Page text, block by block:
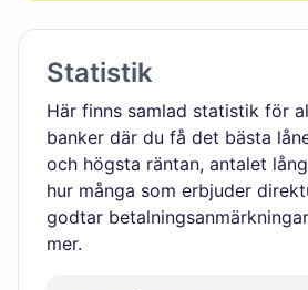
Statistik
Här finns samlad statistik för
banker där du få det bästa
och högsta räntan, antalet
hur många som erbjuder
godtar
mer.